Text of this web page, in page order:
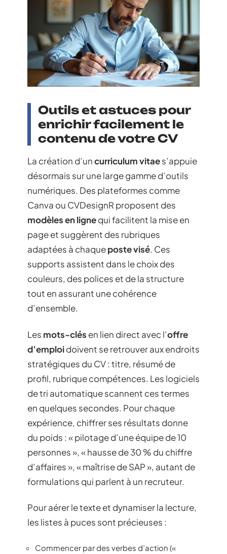
Outils et astuces pour
enrichir facilement le
contenu de votre CV
La création d’uncurriculum vitaes’appuie
désormais sur une large gamme d’outils
numériques. Des plateformes comme
Canva ou CVDesignR proposent des
modèles en lignequi facilitent la mise en
page et suggèrent des rubriques
adaptées à chaqueposte visé. Ces
supports assistent dans le choix des
couleurs, des polices et de la structure
tout en assurant une cohérence
d’ensemble.
Les mots-clés en lien direct avec l’offre
d’emploidoivent se retrouver aux endroits
stratégiques du CV : titre, résumé de
profil, rubrique compétences. Les logiciels
de tri automatique scannent ces termes
en quelques secondes. Pour chaque
expérience, chiffrer ses résultats donne
du poids : « pilotage d’une équipe de 10
personnes », « hausse de 30 % du chiffre
d’affaires », « maîtrise de SAP », autant de
formulations qui parlent à un recruteur.
Pour aérer le texte et dynamiser la lecture,
les listes à puces sont précieuses :
Commencer par des verbes d’action («